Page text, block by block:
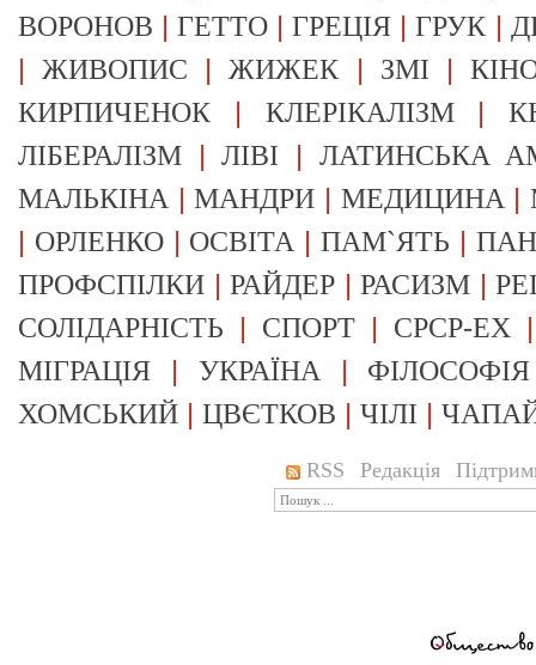
ВОРОНОВ |ГЕТТО |ГРЕЦІЯ |ГРУК |
|ЖИВОПИС |ЖИЖЕК | ЗМІ |
КИРПИЧЕНОК | КЛЕРІКАЛІЗМ|
ЛІБЕРАЛІЗМ |ЛІВІ | ЛАТИНСЬКА
МАЛЬКІНА |МАНДРИ | МЕДИЦИНА |
| ОРЛЕНКО| ОСВІТА |ПАМ`ЯТЬ |
ПРОФСПІЛКИ |РАЙДЕР |РАСИЗМ |
СОЛІДАРНІСТЬ | СПОРТ | СРСР-EX
МІГРАЦІЯ | УКРАЇНА | ФІЛОСОФІЯ
ХОМСЬКИЙ | ЦВЄТКОВ | ЧІЛІ |
RSS Редакція